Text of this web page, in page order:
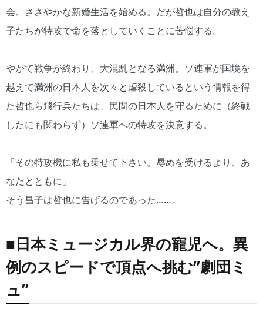
会。ささやかな新婚生活を始める。だが哲也は自分の教え
子たちが特攻で命を落としていくことに苦悩する。
やがて戦争が終わり、大混乱となる満洲。ソ連軍が国境を
越えて満洲の日本人を次々と虐殺しているという情報を得
た哲也ら飛行兵たちは、民間の日本人を守るために（終戦
したにも関わらず）ソ連軍への特攻を決意する。
「その特攻機に私も乗せて下さい。辱めを受けるより、あ
なたとともに」
そう昌子は哲也に告げるのであった……。
■日本ミュージカル界の寵児へ。異
例のスピードで頂点へ挑む”劇団ミ
ュ”